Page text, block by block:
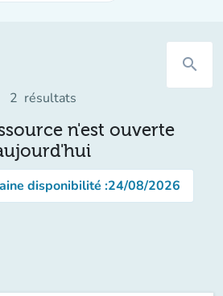
search
2 résultats
n'est ouverte
disponibilité :24/08/2026